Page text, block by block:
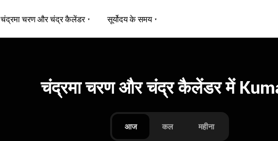
चंद्रमा चरण और चंद्र कैलेंडर सूर्योदय के समय
चंद्रमा चरण और चंद्र कैलेंडर में
आज कल महीना